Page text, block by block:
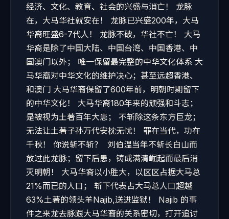
经济、文化、教育、社会的兴盛与消亡！ 龙脉
在，大马华社就安在！ 龙脉已兴盛200年，大马
华裔旺盛6-7代人！ 龙脉不破，华社不亡！ 大马
华裔是除了中国大陆、中国台湾、中国香港、中
国澳门以外； 唯一保留最完整的中华文化体系 大
马华裔对中华文化的维护决心；甚至远超香港、
和澳门 大马华裔保留了600年前，明朝时期留下
的中华文化！ 大马华裔180年来的顽强和斗志；
是被视为土著百年大患； 不斩除这条东方巨龙；
无法让土著子孙万代安枕无忧！ 罪在当代，功在
千秋！ 你说斩不斩？ 刘伯温当年不斩长白山而
放过此龙脉；留下后患，铸成满清崛起而最后消
灭明朝！ 大马华裔以小胜大，以区区占据大马总
21%而已的人口； 斩下代表占大马总人口超越
63%土著的领头羊Najib,送进监狱！ Najib 的事
件之来龙去脉跟大马华裔的关系密切，打开追讨